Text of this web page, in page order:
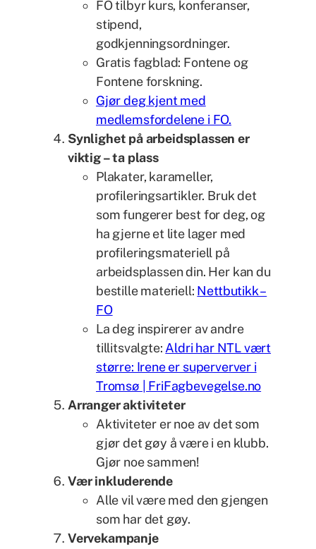
FO tilbyr kurs, konferanser,
stipend,
godkjenningsordninger.
Gratis fagblad: Fontene og
Fontene forskning.
Gjør deg kjent med
medlemsfordelene i FO.
Synlighet på arbeidsplassen er
viktig – ta plass
Plakater, karameller,
profileringsartikler. Bruk det
som fungerer best for deg, og
ha gjerne et lite lager med
profileringsmateriell på
arbeidsplassen din. Her kan du
bestille materiell: Nettbutikk –
FO
La deg inspirerer av andre
tillitsvalgte: Aldri har NTL vært
større: Irene er superverver i
Tromsø | FriFagbevegelse.no
Arranger aktiviteter
Aktiviteter er noe av det som
gjør det gøy å være i en klubb.
Gjør noe sammen!
Vær inkluderende
Alle vil være med den gjengen
som har det gøy.
Vervekampanje